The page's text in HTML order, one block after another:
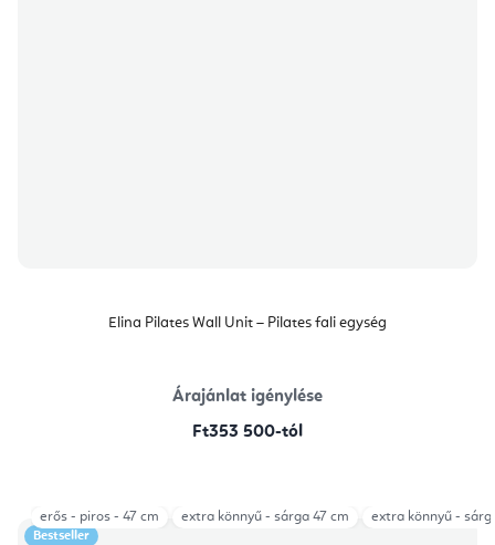
Elina Pilates Wall Unit – Pilates fali egység
Árajánlat igénylése
Ft353 500-tól
Bestseller
erős - piros - 47 cm extra könnyű - sárga 47 cm extra könnyű -